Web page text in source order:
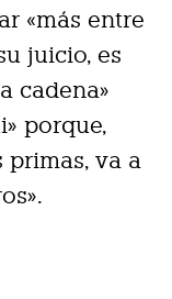
«más entre
juicio, es
cadena»
porque,
primas, va a